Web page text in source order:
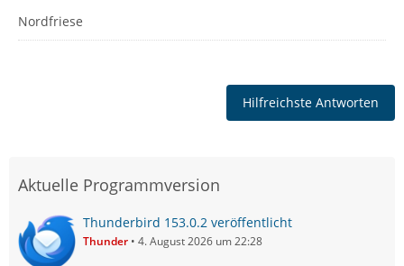
Nordfriese
Hilfreichste Antworten
Aktuelle Programmversion
Thunderbird 153.0.2 veröffentlicht
Thunder 4. August 2026 um 22:28